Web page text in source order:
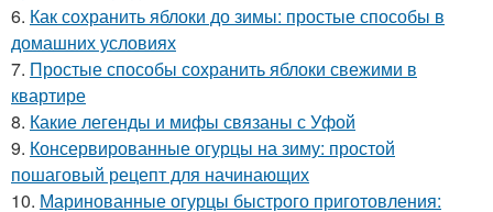
6. Как сохранить яблоки до зимы: простые способы в
домашних условиях
7. Простые способы сохранить яблоки свежими в
квартире
8. Какие легенды и мифы связаны с Уфой
9. Консервированные огурцы на зиму: простой
пошаговый рецепт для начинающих
10. Маринованные огурцы быстрого приготовления: